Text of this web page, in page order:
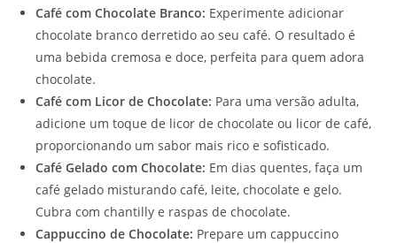
Café com Chocolate Branco: Experimente adicionar
chocolate branco derretido ao seu café. O resultado é
uma bebida cremosa e doce, perfeita para quem adora
chocolate.
Café com Licor de Chocolate: Para uma versão adulta,
adicione um toque de licor de chocolate ou licor de café,
proporcionando um sabor mais rico e sofisticado.
Café Gelado com Chocolate: Em dias quentes, faça um
café gelado misturando café, leite, chocolate e gelo.
Cubra com chantilly e raspas de chocolate.
Cappuccino de Chocolate: Prepare um cappuccino